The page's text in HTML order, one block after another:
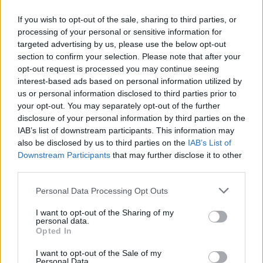
If you wish to opt-out of the sale, sharing to third parties, or
processing of your personal or sensitive information for
targeted advertising by us, please use the below opt-out
section to confirm your selection. Please note that after your
opt-out request is processed you may continue seeing
interest-based ads based on personal information utilized by
us or personal information disclosed to third parties prior to
your opt-out. You may separately opt-out of the further
disclosure of your personal information by third parties on the
IAB’s list of downstream participants. This information may
also be disclosed by us to third parties on the IAB’s List of
Downstream Participants that may further disclose it to other
Personal Data Processing Opt Outs
I want to opt-out of the Sharing of my
personal data.
Opted In
I want to opt-out of the Sale of my
więc weteranów? W kwestii długofalowej nie wiadomo.
Jeżeli natomiast chodzi o plany krótkoterminowe, to te
wiążą się z Inner Circle Esports. Oto bowiem TaZ i Snax
niespodziewanie znaleźli się w składzie zgłoszonym
przez IC na potrzeby nadchodzącego CCT Season 3
European Series #7. W polskim składzie przejmą oni
fotele, które dotychczas zajmowali Szymon "⁠kRaSnaL⁠"
Mrozek oraz Wiktor "mynio" Kruk. I to jest dobry
moment, by wyjaśnić, o co w ogóle chodzi.
CZYTAJ TEŻ:Pimp: Snax w G2 nie był złym
Zacznijmy od faktu, że w normalnych okolicznościach
CCT i to od razu do fazy play-off! Wszak w ostatnim
notowaniu Rankingu Valve podopieczni Piotra
"nawrota" Nawrockiego zajmowali dopiero 227. miejsce!